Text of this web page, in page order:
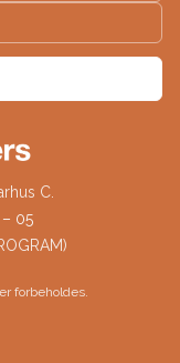
C.
05
forbeholdes.